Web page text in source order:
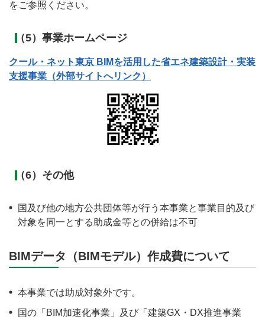
をご参照ください。
（5）事業ホームページ
クール・ネット東京 BIMを活用した省エネ建築設計・実装
支援事業（外部サイトへリンク）
（6）その他
国及び他の地方公共団体等が行う本事業と事業目的及び
対象を同一とする助成金等との併給は不可
BIMデータ（BIMモデル）作成費について
本事業では助成対象外です。
国の「BIM加速化事業」及び「建築GX・DX推進事業